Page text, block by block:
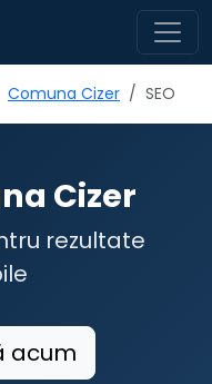
Comuna Cizer SEO
Cizer
rezultate
acum